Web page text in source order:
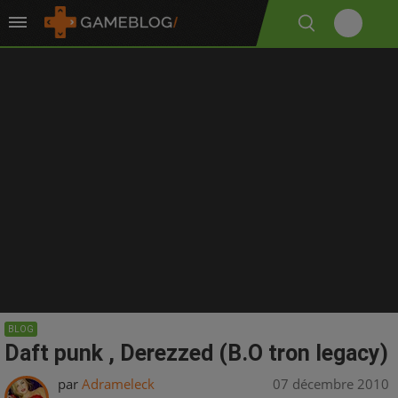
BLOG
Daft punk , Derezzed (B.O tron legacy)
par Adrameleck 07 décembre 2010